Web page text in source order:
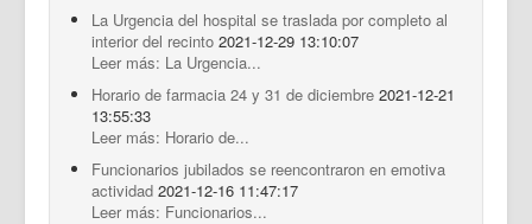
La Urgencia del hospital se traslada por completo al
interior del recinto 2021-12-29 13:10:07
Leer más: La Urgencia...
Horario de farmacia 24 y 31 de diciembre 2021-12-21
13:55:33
Leer más: Horario de...
Funcionarios jubilados se reencontraron en emotiva
actividad 2021-12-16 11:47:17
Leer más: Funcionarios...